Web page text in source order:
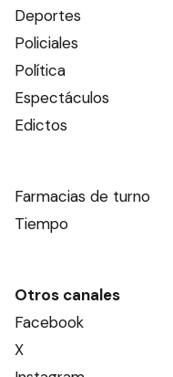
Deportes
Policiales
Política
Espectáculos
Edictos
Farmacias de turno
Tiempo
Otros canales
Facebook
X